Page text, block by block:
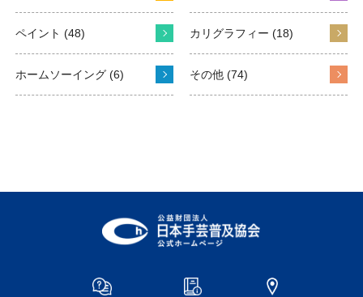
ペイント (48) カリグラフィー (18)
ホームソーイング (6) その他 (74)